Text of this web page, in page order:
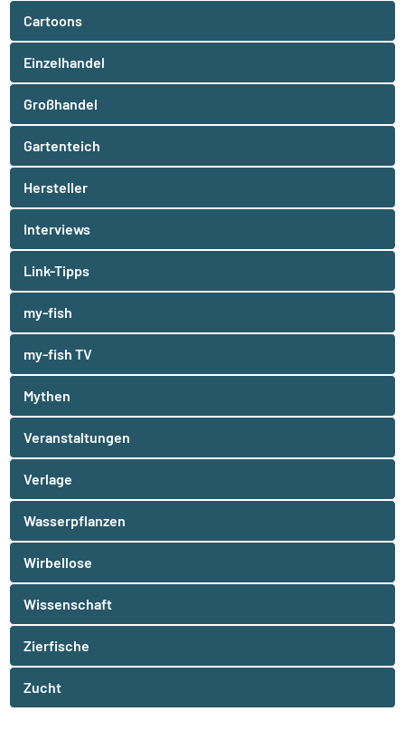
Cartoons
Einzelhandel
Großhandel
Gartenteich
Hersteller
Interviews
Link-Tipps
my-fish
my-fish TV
Mythen
Veranstaltungen
Verlage
Wasserpflanzen
Wirbellose
Wissenschaft
Zierfische
Zucht